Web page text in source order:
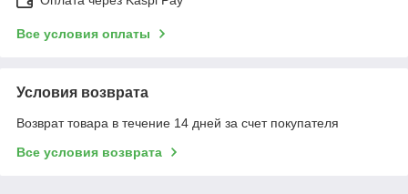
Все условия оплаты
Условия возврата
Возврат товара в течение 14 дней за счет покупателя
Все условия возврата